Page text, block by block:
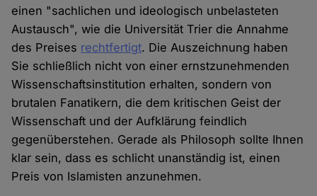
einen "sachlichen und ideologisch unbelasteten
Austausch", wie die Universität Trier die Annahme
des Preises rechtfertigt. Die Auszeichnung haben
Sie schließlich nicht von einer ernstzunehmenden
Wissenschaftsinstitution erhalten, sondern von
brutalen Fanatikern, die dem kritischen Geist der
Wissenschaft und der Aufklärung feindlich
gegenüberstehen. Gerade als Philosoph sollte Ihnen
klar sein, dass es schlicht unanständig ist, einen
Preis von Islamisten anzunehmen.